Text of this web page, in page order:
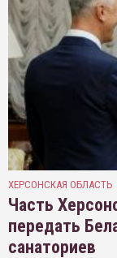
ХЕРСОНСКАЯ ОБЛАСТЬ
Часть
передать
санаториев